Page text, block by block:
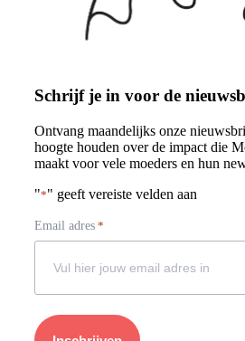
Schrijf je in voor de
Ontvang maandelijks onze
hoogte houden over de impact die
maakt voor vele moeders en hun
"*" geeft vereiste velden aan
Email adres *